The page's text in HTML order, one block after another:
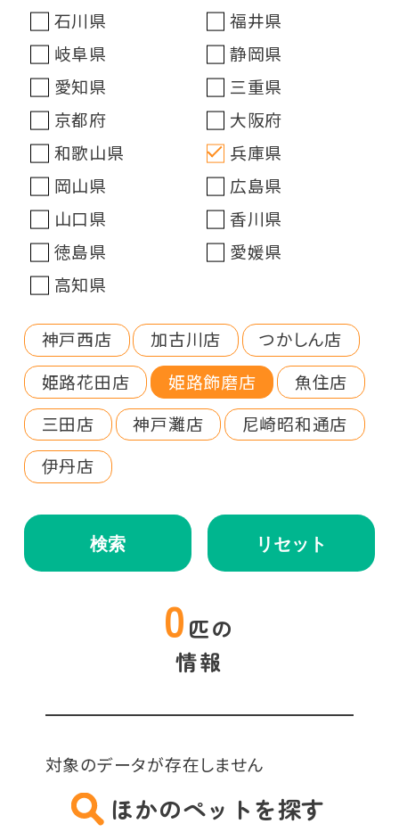
石川県
福井県
岐阜県
静岡県
愛知県
三重県
京都府
大阪府
和歌山県
兵庫県
岡山県
広島県
山口県
香川県
徳島県
愛媛県
高知県
神戸西店 加古川店
つかしん店
姫路花田店
姫路飾磨店
魚住店
三田店
神戸灘店
尼崎昭和通店
伊丹店
検索 リセット
0 匹の
情報
対象のデータが存在しません
ほかのペットを探す